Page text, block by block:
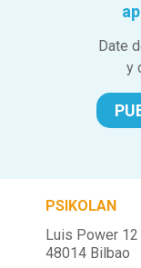
Date
y
PSIKOLAN
Luis Power 12
48014 Bilbao